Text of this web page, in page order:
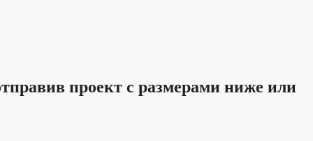
проект с размерами ниже или